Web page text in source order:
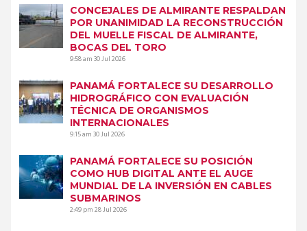
CONCEJALES DE ALMIRANTE RESPALDAN
POR UNANIMIDAD LA RECONSTRUCCIÓN
DEL MUELLE FISCAL DE ALMIRANTE,
BOCAS DEL TORO
9:58 am30 Jul 2026
PANAMÁ FORTALECE SU DESARROLLO
HIDROGRÁFICO CON EVALUACIÓN
TÉCNICA DE ORGANISMOS
INTERNACIONALES
9:15 am30 Jul 2026
PANAMÁ FORTALECE SU POSICIÓN
COMO HUB DIGITAL ANTE EL AUGE
MUNDIAL DE LA INVERSIÓN EN CABLES
SUBMARINOS
2:49 pm28 Jul 2026